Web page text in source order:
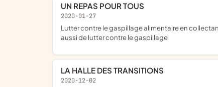
UN REPAS POUR TOUS
2020-01-27
lutter contre le gaspillage alimentaire en collectant des aliments pour les distribuer ensuite aux plus démunis ; à la fois, répondre à l'urgence sociale par l'aide alimentaire mais
aussi de lutter contre le gaspillage
LA HALLE DES TRANSITIONS
2020-12-02